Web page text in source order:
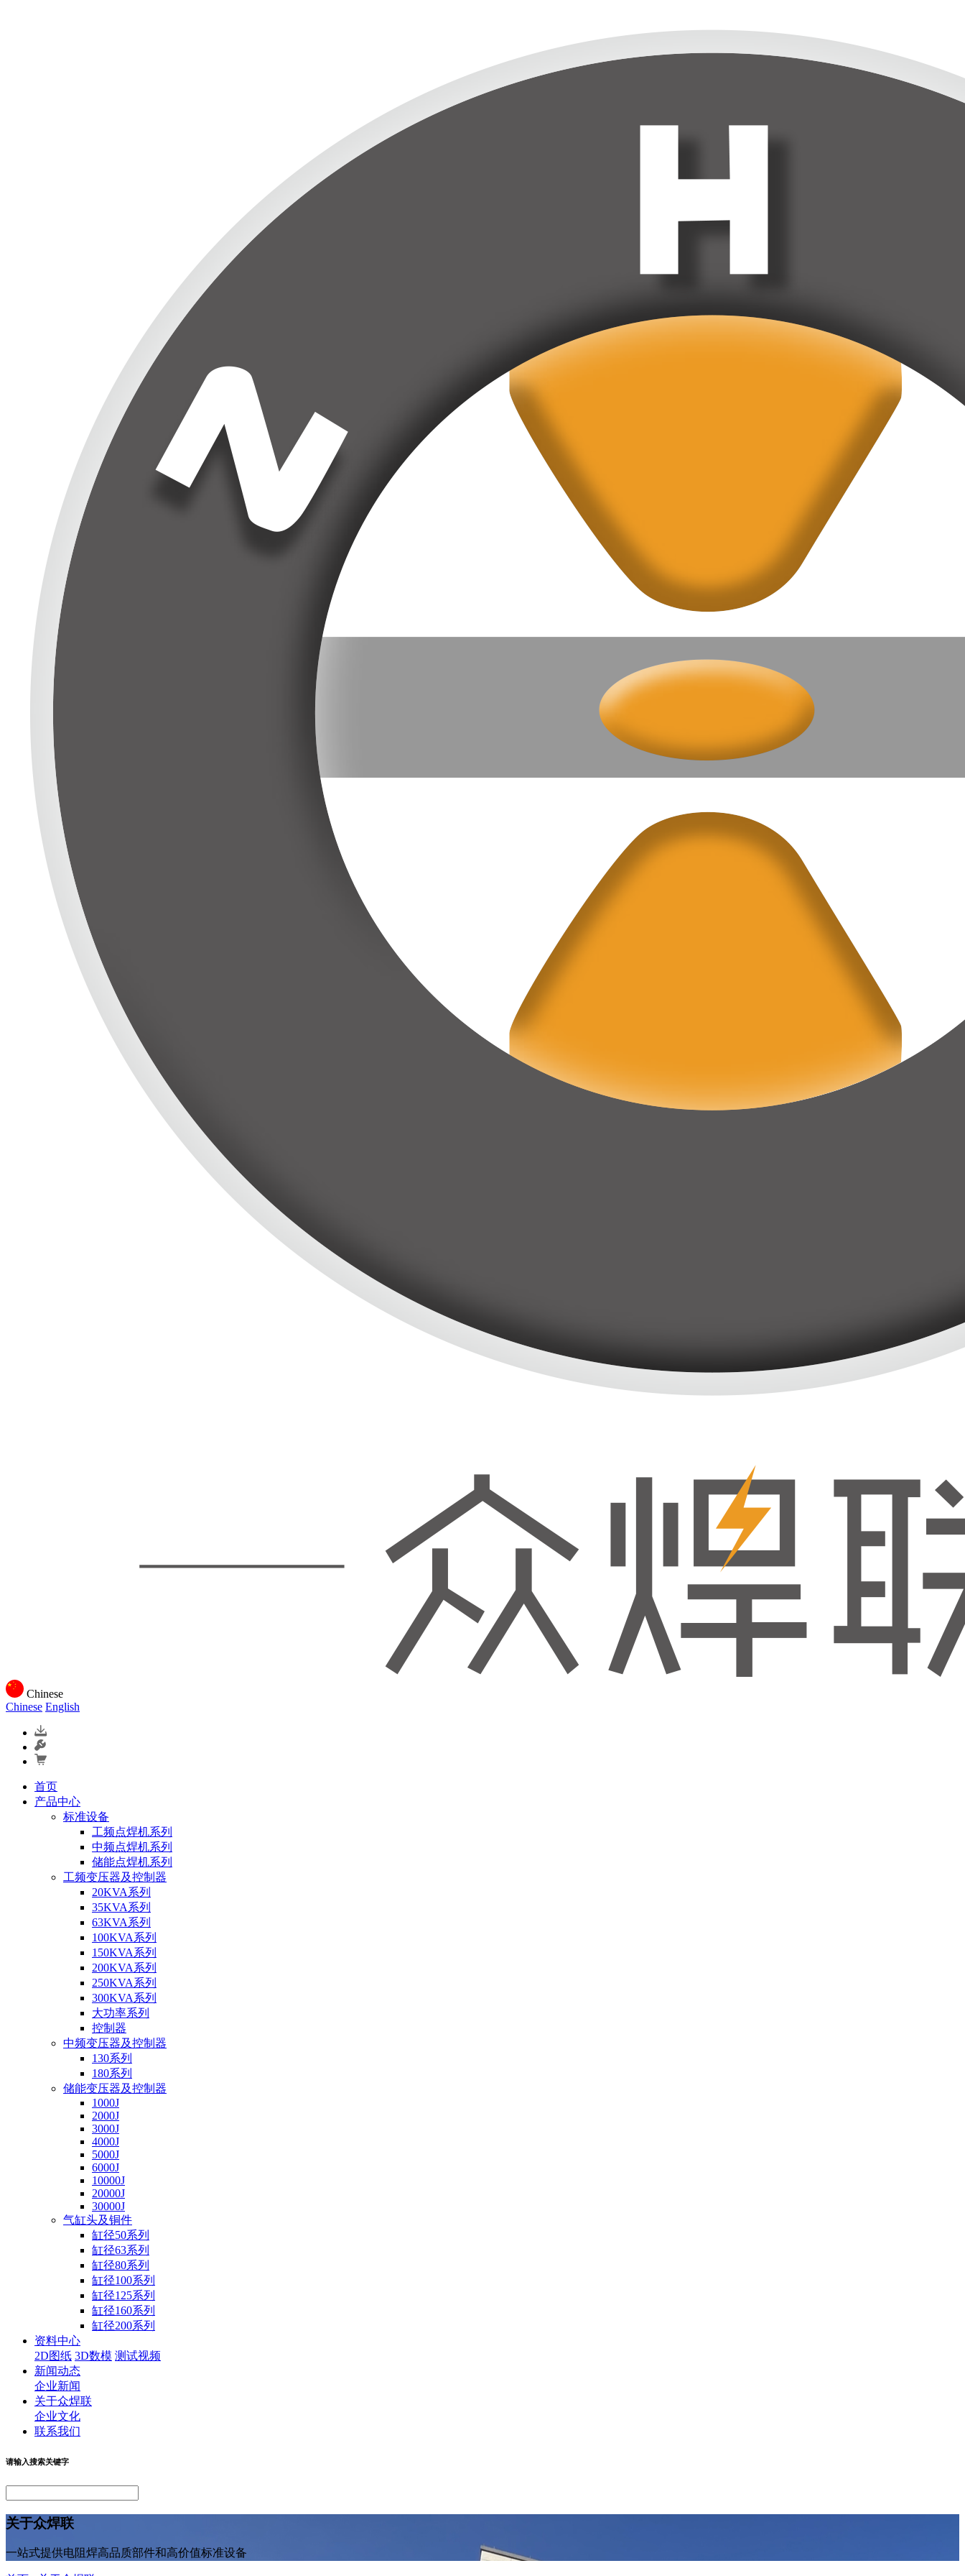
Chinese
Chinese English
首页
产品中心
标准设备
工频点焊机系列
中频点焊机系列
储能点焊机系列
工频变压器及控制器
20KVA系列
35KVA系列
63KVA系列
100KVA系列
150KVA系列
200KVA系列
250KVA系列
300KVA系列
大功率系列
控制器
中频变压器及控制器
130系列
180系列
储能变压器及控制器
1000J
2000J
3000J
4000J
5000J
6000J
10000J
20000J
30000J
气缸头及铜件
缸径50系列
缸径63系列
缸径80系列
缸径100系列
缸径125系列
缸径160系列
缸径200系列
资料中心
2D图纸 3D数模 测试视频
新闻动态
企业新闻
关于众焊联
企业文化
联系我们
请输入搜索关键字
关于众焊联
一站式提供电阻焊高品质部件和高价值标准设备